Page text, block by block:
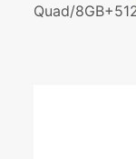
Quad/